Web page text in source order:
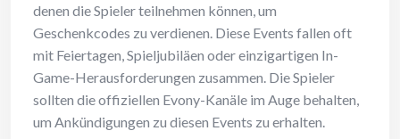
denen die Spieler teilnehmen können, um
Geschenkcodes zu verdienen. Diese Events fallen oft
mit Feiertagen, Spieljubiläen oder einzigartigen In-
Game-Herausforderungen zusammen. Die Spieler
sollten die offiziellen Evony-Kanäle im Auge behalten,
um Ankündigungen zu diesen Events zu erhalten.